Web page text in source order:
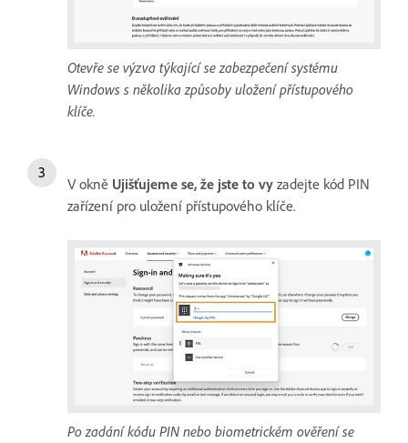
Otevře se výzva týkající se zabezpečení systému
Windows s několika způsoby uložení přístupového
klíče.
V okně Ujišťujeme se, že jste to vy zadejte kód PIN
zařízení pro uložení přístupového klíče.
Po zadání kódu PIN nebo biometrickém ověření se